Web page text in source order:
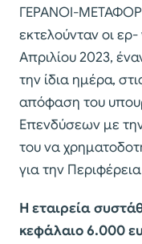
ΓΕΡΑΝΟΙ-
εκτελούνταν οι
Απριλίου 2023,
την ίδια ημέρα,
απόφαση του
Επενδύσεων με
του να
για την
Η εταιρεία
κεφάλαιο 6.000